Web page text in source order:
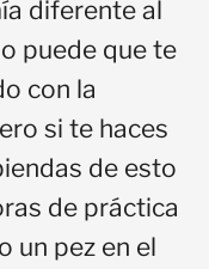
diferente al
puede que te
con la
si te haces
de esto
de práctica
un pez en el